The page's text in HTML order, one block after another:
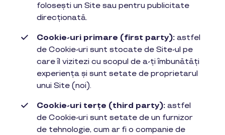
folosești un Site sau pentru publicitate
direcționată.
Cookie-uri primare (first party): astfel
de Cookie-uri sunt stocate de Site-ul pe
care îl vizitezi cu scopul de a-ți îmbunătăți
experiența și sunt setate de proprietarul
unui Site (noi).
Cookie-uri terțe (third party): astfel
de Cookie-uri sunt setate de un furnizor
de tehnologie, cum ar fi o companie de